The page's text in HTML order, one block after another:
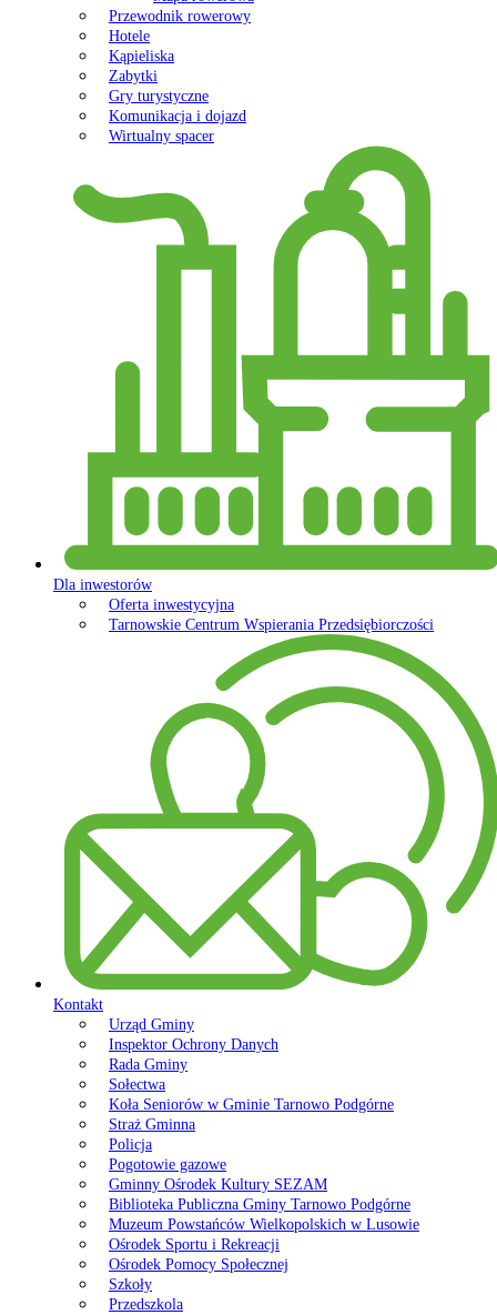
Przewodnik rowerowy
Hotele
Kąpieliska
Zabytki
Gry turystyczne
Komunikacja i dojazd
Wirtualny spacer
Dla inwestorów
Oferta inwestycyjna
Tarnowskie Centrum Wspierania Przedsiębiorczości
Kontakt
Urząd Gminy
Inspektor Ochrony Danych
Rada Gminy
Sołectwa
Koła Seniorów w Gminie Tarnowo Podgórne
Straż Gminna
Policja
Pogotowie gazowe
Gminny Ośrodek Kultury SEZAM
Biblioteka Publiczna Gminy Tarnowo Podgórne
Muzeum Powstańców Wielkopolskich w Lusowie
Ośrodek Sportu i Rekreacji
Ośrodek Pomocy Społecznej
Szkoły
Przedszkola